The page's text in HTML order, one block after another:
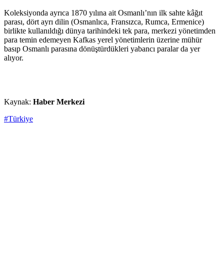
Koleksiyonda ayrıca 1870 yılına ait Osmanlı’nın ilk sahte kâğıt
parası, dört ayrı dilin (Osmanlıca, Fransızca, Rumca, Ermenice)
birlikte kullanıldığı dünya tarihindeki tek para, merkezi yönetimden
para temin edemeyen Kafkas yerel yönetimlerin üzerine mühür
basıp Osmanlı parasına dönüştürdükleri yabancı paralar da yer
alıyor.
Kaynak: Haber Merkezi
#Türkiye